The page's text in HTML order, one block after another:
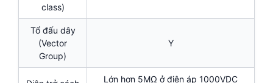
class)
Tổ đấu dây
(Vector
Group)
Y
Lớn hơn 5MΩ ở điện áp 1000VDC